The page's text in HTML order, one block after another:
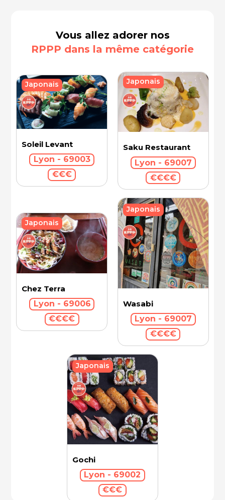
Vous allez adorer nos
RPPP dans la même catégorie
Soleil Levant
Lyon - 69003
€€€
Japonais
Saku Restaurant
Lyon - 69007
€€€€
Japonais
Chez Terra
Lyon - 69006
€€€€
Japonais
Wasabi
Lyon - 69007
€€€€
Japonais
Gochi
Lyon - 69002
€€€
Japonais